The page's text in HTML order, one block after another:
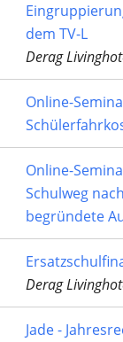
dem TV-L
Derag
Online-
Online-
Schulweg
begründete
Derag
Jade -